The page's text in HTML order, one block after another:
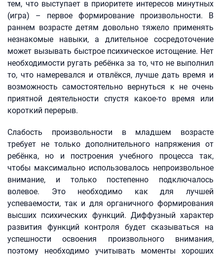
тем, что выступает в приоритете интересов минутных
(игра) – первое формирование произвольности. В
раннем возрасте детям довольно тяжело применять
незнакомые навыки, а длительное сосредоточение
может вызывать быстрое психическое истощение. Нет
необходимости ругать ребёнка за то, что не выполнил
то, что намеревался и отвлёкся, лучше дать время и
возможность самостоятельно вернуться к не очень
приятной деятельности спустя какое-то время или
короткий перерыв.
Слабость произвольности в младшем возрасте
требует не только дополнительного напряжения от
ребёнка, но и построения учебного процесса так,
чтобы максимально использовалось непроизвольное
внимание, и только постепенно подключалось
волевое. Это необходимо как для лучшей
успеваемости, так и для органичного формирования
высших психических функций. Диффузный характер
развития функций контроля будет сказываться на
успешности освоения произвольного внимания,
поэтому необходимо учитывать моменты хороших